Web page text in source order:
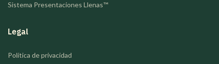
Sistema Presentaciones Llenas™
Legal
Política de privacidad